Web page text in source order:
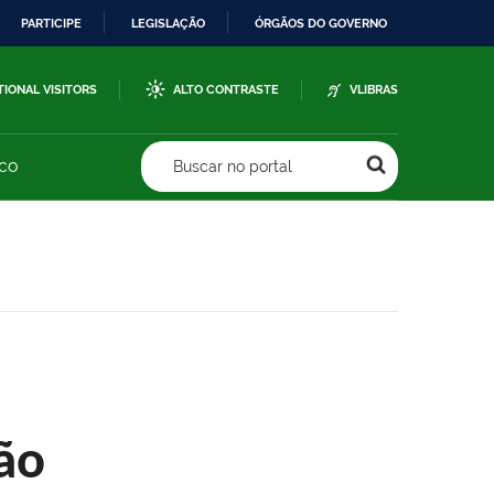
PARTICIPE LEGISLAÇÃO ÓRGÃOS DO GOVERNO
VISITORS ALTO CONTRASTE VLIBRAS
Buscar no portal